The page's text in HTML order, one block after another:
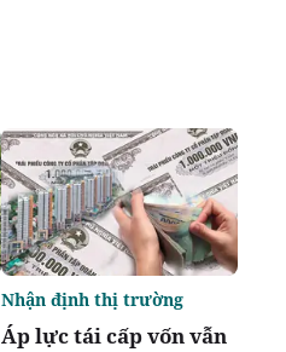
Áp lực tái cấp vốn vẫn
Nhận định thị trường